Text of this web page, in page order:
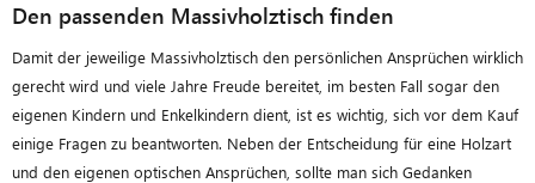
Den passenden Massivholztisch finden
Damit der jeweilige Massivholztisch den persönlichen Ansprüchen wirklich
gerecht wird und viele Jahre Freude bereitet, im besten Fall sogar den
eigenen Kindern und Enkelkindern dient, ist es wichtig, sich vor dem Kauf
einige Fragen zu beantworten. Neben der Entscheidung für eine Holzart
und den eigenen optischen Ansprüchen, sollte man sich Gedanken